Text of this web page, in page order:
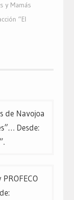
y Mamás
“El
de Navojoa
Desde: